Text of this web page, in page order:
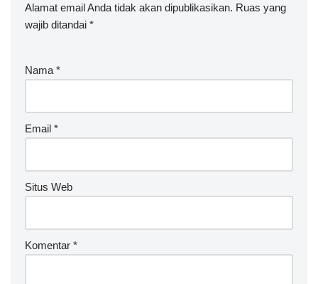
Alamat email Anda tidak akan dipublikasikan. Ruas yang
wajib ditandai *
Nama *
Email *
Situs Web
Komentar *